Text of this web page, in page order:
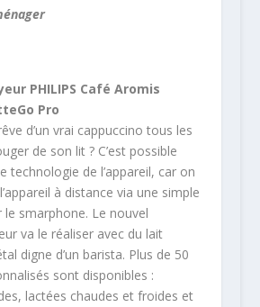
PHILIPS Café Aromis
Pro
d’un vrai cappuccino tous les
de son lit ? C’est possible
technologie de l’appareil, car on
à distance via une simple
smarphone. Le nouvel
va le réaliser avec du lait
digne d’un barista. Plus de 50
sont disponibles :
lactées chaudes et froides et